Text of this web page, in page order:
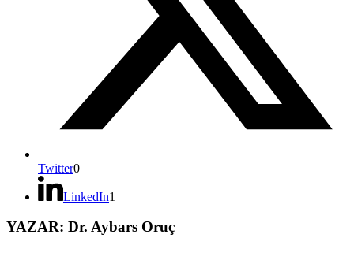
Twitter0
LinkedIn1
YAZAR: Dr. Aybars Oruç